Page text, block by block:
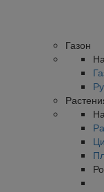
Газон